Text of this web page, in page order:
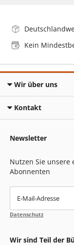
Kein
Wir über uns
Kontakt
Newsletter
Nutzen Sie unsere
Abonnenten
E-Mail-Adresse
Datenschutz
Wir sind Teil der